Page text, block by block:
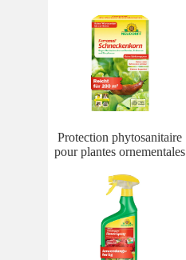
Protection phytosanitaire
pour plantes ornementales